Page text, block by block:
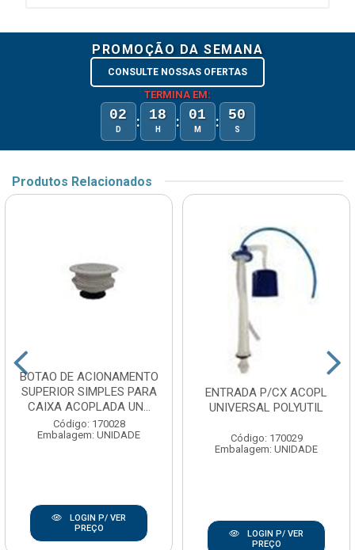
PROMOÇÃO DA SEMANA
CONSULTE NOSSAS OFERTAS
TERMINA EM:
02
D : 18
H : 01
M : 50
S
Produtos Relacionados
BOTAO DE ACIONAMENTO
SUPERIOR SIMPLES PARA
CAIXA ACOPLADA UN...
Código: 170028
Embalagem: UNIDADE
LOGIN P/ VER
PREÇO
ENTRADA P/CX ACOPL
UNIVERSAL POLYUTIL
Código: 170029
Embalagem: UNIDADE
LOGIN P/ VER
PREÇO